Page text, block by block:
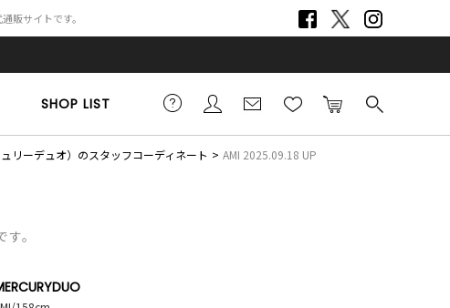
販サイトです。
SHOP LIST
リーデュオ）のスタッフコーディネート AMI 2025.09.18 UP
。